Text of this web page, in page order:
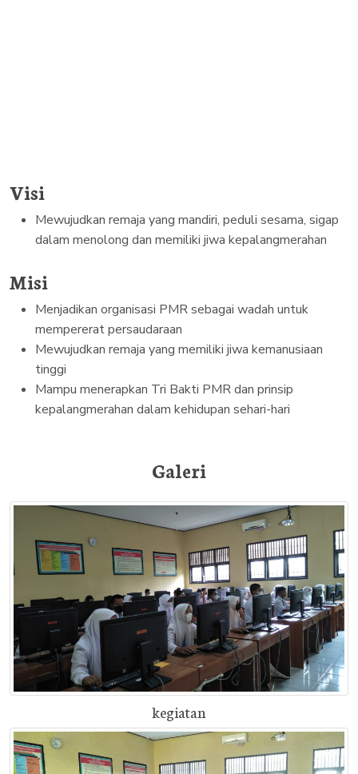
Visi
Mewujudkan remaja yang mandiri, peduli sesama, sigap
dalam menolong dan memiliki jiwa kepalangmerahan
Misi
Menjadikan organisasi PMR sebagai wadah untuk
mempererat persaudaraan
Mewujudkan remaja yang memiliki jiwa kemanusiaan
tinggi
Mampu menerapkan Tri Bakti PMR dan prinsip
kepalangmerahan dalam kehidupan sehari-hari
Galeri
kegiatan